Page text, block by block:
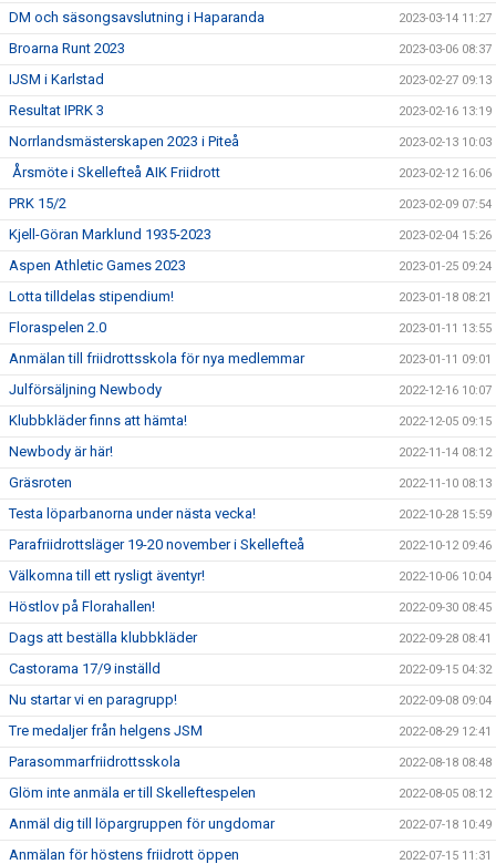
DM och säsongsavslutning i Haparanda 2023-03-14 11:27
Broarna Runt 2023 2023-03-06 08:37
IJSM i Karlstad 2023-02-27 09:13
Resultat IPRK 3 2023-02-16 13:19
Norrlandsmästerskapen 2023 i Piteå 2023-02-13 10:03
Årsmöte i Skellefteå AIK Friidrott 2023-02-12 16:06
PRK 15/2 2023-02-09 07:54
Kjell-Göran Marklund 1935-2023 2023-02-04 15:26
Aspen Athletic Games 2023 2023-01-25 09:24
Lotta tilldelas stipendium! 2023-01-18 08:21
Floraspelen 2.0 2023-01-11 13:55
Anmälan till friidrottsskola för nya medlemmar 2023-01-11 09:01
Julförsäljning Newbody 2022-12-16 10:07
Klubbkläder finns att hämta! 2022-12-05 09:15
Newbody är här! 2022-11-14 08:12
Gräsroten 2022-11-10 08:13
Testa löparbanorna under nästa vecka! 2022-10-28 15:59
Parafriidrottsläger 19-20 november i Skellefteå 2022-10-12 09:46
Välkomna till ett rysligt äventyr! 2022-10-06 10:04
Höstlov på Florahallen! 2022-09-30 08:45
Dags att beställa klubbkläder 2022-09-28 08:41
Castorama 17/9 inställd 2022-09-15 04:32
Nu startar vi en paragrupp! 2022-09-08 09:04
Tre medaljer från helgens JSM 2022-08-29 12:41
Parasommarfriidrottsskola 2022-08-18 08:48
Glöm inte anmäla er till Skelleftespelen 2022-08-05 08:12
Anmäl dig till löpargruppen för ungdomar 2022-07-18 10:49
Anmälan för höstens friidrott öppen 2022-07-15 11:31